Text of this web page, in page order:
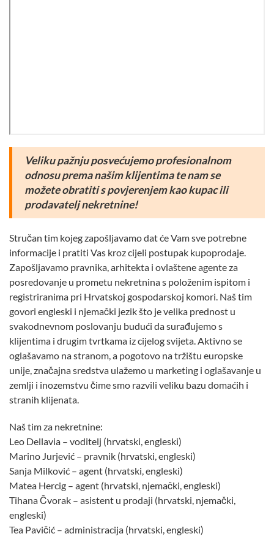
Veliku pažnju posvećujemo profesionalnom
odnosu prema našim klijentimate nam se
možete obratiti s povjerenjem kao kupac ili
prodavatelj nekretnine!
Stručan tim kojeg zapošljavamo dat će Vam sve potrebne
informacije i pratiti Vas kroz cijeli postupak kupoprodaje.
Zapošljavamo pravnika, arhitekta i ovlaštene agente za
posredovanje u prometu nekretnina s položenim ispitom i
registriranima pri Hrvatskoj gospodarskoj komori. Naš tim
govori engleski i njemački jezik što je velika prednost u
svakodnevnom poslovanju budući da surađujemo s
klijentima i drugim tvrtkama iz cijelog svijeta. Aktivno se
oglašavamo na stranom, a pogotovo na tržištu europske
unije, značajna sredstva ulažemo u marketing i oglašavanje u
zemlji i inozemstvu čime smo razvili veliku bazu domaćih i
stranih klijenata.
Naš tim za nekretnine:
Leo Dellavia – voditelj (hrvatski, engleski)
Marino Jurjević – pravnik (hrvatski, engleski)
Sanja Milković – agent (hrvatski, engleski)
Matea Hercig – agent (hrvatski, njemački, engleski)
Tihana Čvorak – asistent u prodaji (hrvatski, njemački,
engleski)
Tea Pavičić – administracija (hrvatski, engleski)